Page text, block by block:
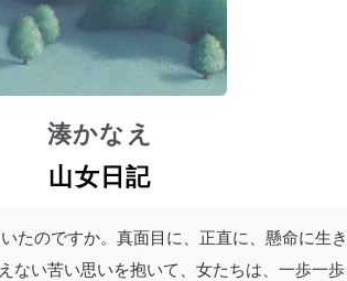
湊かなえ
山女日記
たのですか。真面目に、正直に、懸命に生
ない苦い思いを抱いて、女たちは、一歩一歩